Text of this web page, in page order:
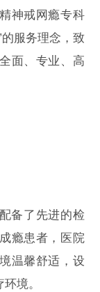
神戒网瘾专科
服务理念，致
面、专业、高
备了先进的检
瘾患者，医院
温馨舒适，设
境。